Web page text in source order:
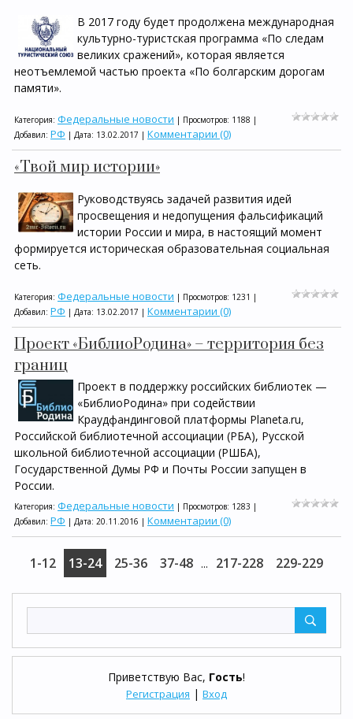
Приветствую Вас, Гость!
Регистрация | Вход
В 2017 году будет продолжена международная
культурно-туристская программа «По следам
великих сражений», которая является
неотъемлемой частью проекта «По болгарским дорогам
памяти».
Категория: Федеральные новости | Просмотров: 1188 |
Добавил: РФ | Дата: 13.02.2017 | Комментарии (0)
«Твой мир истории»
Руководствуясь задачей развития идей
просвещения и недопущения фальсификаций
истории России и мира, в настоящий момент
формируется историческая образовательная социальная
сеть.
Категория: Федеральные новости | Просмотров: 1231 |
Добавил: РФ | Дата: 13.02.2017 | Комментарии (0)
Проект «БиблиоРодина» – территория без
границ
Проект в поддержку российских библиотек —
«БиблиоРодина» при содействии
Краудфандинговой платформы Planeta.ru,
Российской библиотечной ассоциации (РБА), Русской
школьной библиотечной ассоциации (РШБА),
Государственной Думы РФ и Почты России запущен в
России.
Категория: Федеральные новости | Просмотров: 1283 |
Добавил: РФ | Дата: 20.11.2016 | Комментарии (0)
1-12 13-24 25-36 37-48 ... 217-228 229-229